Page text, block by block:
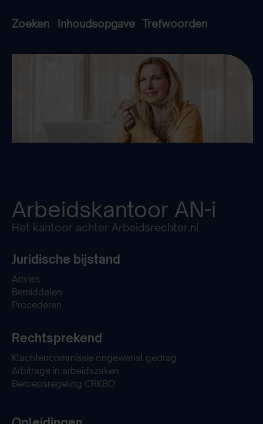
Zoeken Inhoudsopgave Trefwoorden
Arbeidskantoor AN-i
Het kantoor achter Arbeidsrechter.nl
Juridische bijstand
Advies
Bemiddelen
Procederen
Rechtsprekend
Klachtencommissie ongewenst gedrag
Arbitrage in arbeidszaken
Beroepsregeling CRKBO